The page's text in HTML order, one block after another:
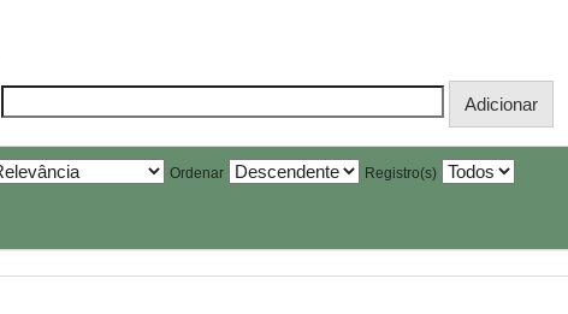
Ordenar Registro(s)